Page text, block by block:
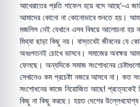
আখেরাতের প্রতি গাফেল হয়ে বসে আছে’-এ
আমাদের কোনো না কোনোভাবে শুনতে হয়।
মজলিস নেই যেখানে এসব বিষয়ে আলোচনা
মিথ্যা ছাড়া কিছু নয়। বাস্তবেই জীবনের যে
অধঃপতনই চোখে ভাসবে। সমাজের অবক্ষয়
ফেলছে। অন্যদিকে সমাজ সংশোধনের
সেখানেও কম প্রচেষ্টা নজরে আসবে না। কত
সংশোধনের কাজে নিয়োজিত আছে! প্রত্যেকেই
কিছু না কিছু করছে। হয়ত দেশের